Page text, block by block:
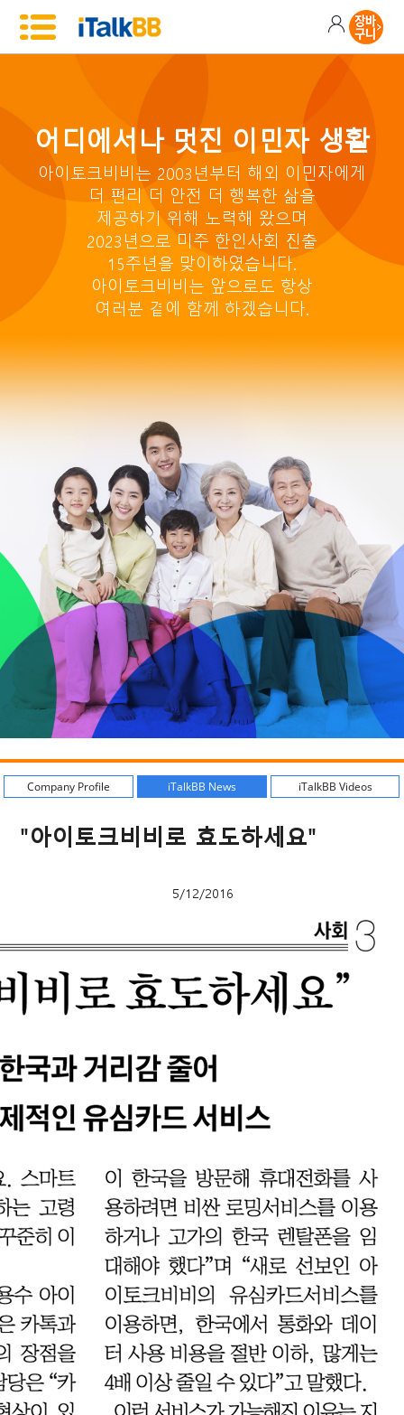
어디에서나 멋진 이민자 생활
아이토크비비는 2003년부터 해외 이민자에게
더 편리 더 안전 더 행복한 삶을
제공하기 위해 노력해 왔으며
2023년으로 미주 한인사회 진출
15주년을 맞이하였습니다.
아이토크비비는 앞으로도 항상
여러분 곁에 함께 하겠습니다.
Company Profile iTalkBB News iTalkBB Videos
"아이토크비비로 효도하세요"
5/12/2016